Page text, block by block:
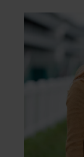
verder van